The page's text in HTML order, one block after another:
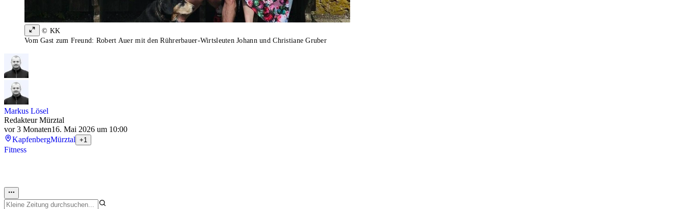
© KK
Vom Gast zum Freund: Robert Auer mit den Rührerbauer-Wirtsleuten Johann und Christiane Gruber
Markus Lösel
Redakteur Mürztal
vor 3 Monaten16. Mai 2026 um 10:00
KapfenbergMürztal +1
Fitness